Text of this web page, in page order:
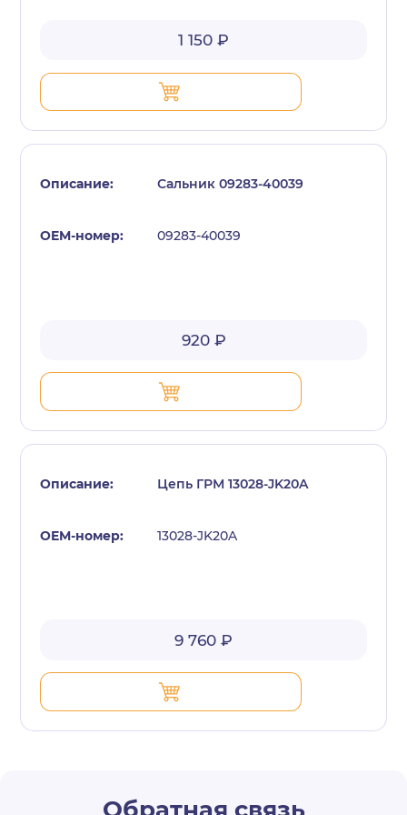
1 150 ₽
Сальник 09283-40039
09283-40039
920 ₽
Цепь ГРМ 13028-JK20A
13028-JK20A
9 760 ₽